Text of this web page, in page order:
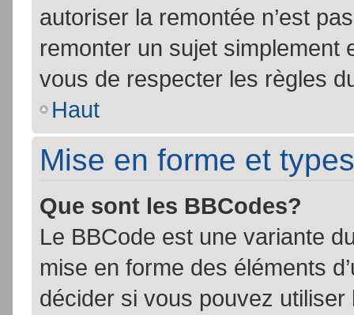
autoriser la remontée n’est
remonter un sujet simplement
vous de respecter les règles
Haut
Mise en forme et
Que sont les BBCodes?
Le BBCode est une variante
mise en forme des éléments
décider si vous pouvez